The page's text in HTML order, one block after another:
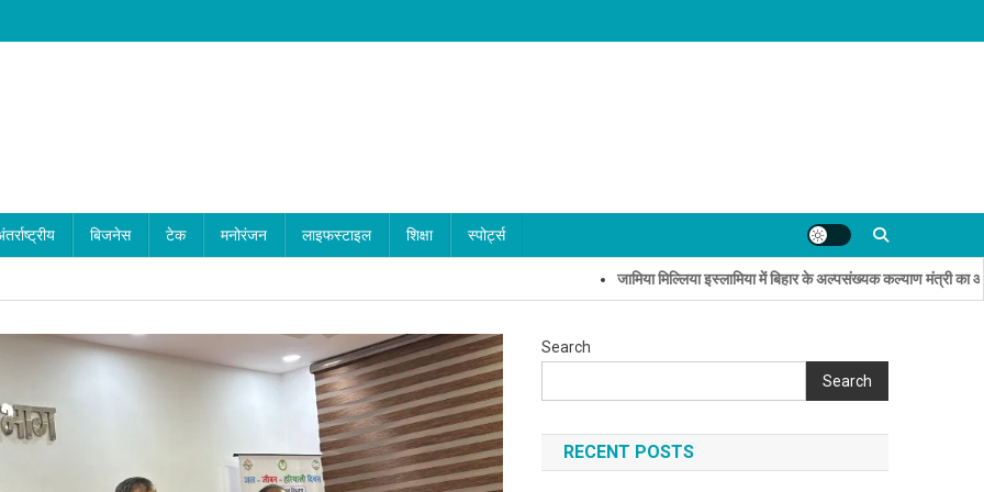
बिजनेस टेक मनोरंजन लाइफस्टाइल शिक्षा स्पोर्ट्स
जामिया मिल्लिया इस्लामिया में बिहार के अल्पसंख्यक कल्याण मंत्री का आत्मीय
Search
Search
RECENT POSTS